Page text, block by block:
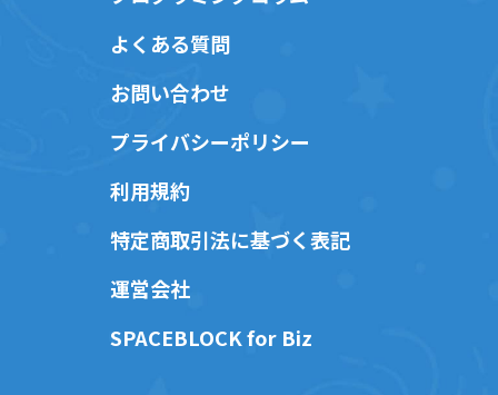
よくある質問
お問い合わせ
プライバシーポリシー
利用規約
特定商取引法に基づく表記
運営会社
SPACEBLOCK for Biz